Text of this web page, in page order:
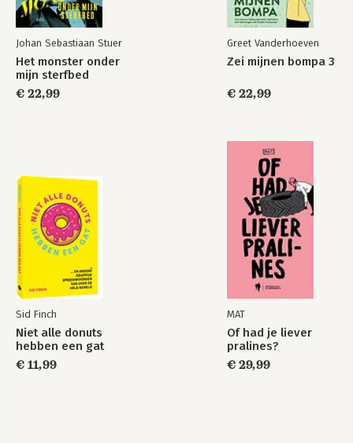
Johan Sebastiaan Stuer
Het monster onder
mijn sterfbed
€ 22,99
Greet Vanderhoeven
Zei mijnen bompa 3
€ 22,99
Sid Finch
Niet alle donuts
hebben een gat
€ 11,99
MAT
Of had je liever
pralines?
€ 29,99